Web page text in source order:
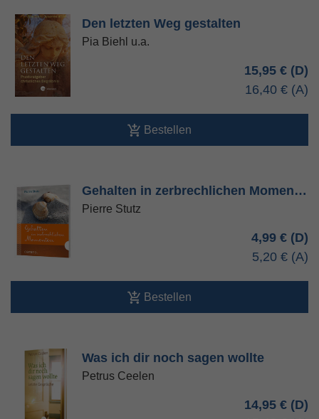
Den letzten Weg gestalten
Pia Biehl u.a.
15,95 €
16,40 €
Bestellen
Gehalten in zerbrechlichen Momen…
Pierre Stutz
4,99 €
5,20 €
Bestellen
Was ich dir noch sagen wollte
Petrus Ceelen
14,95 €